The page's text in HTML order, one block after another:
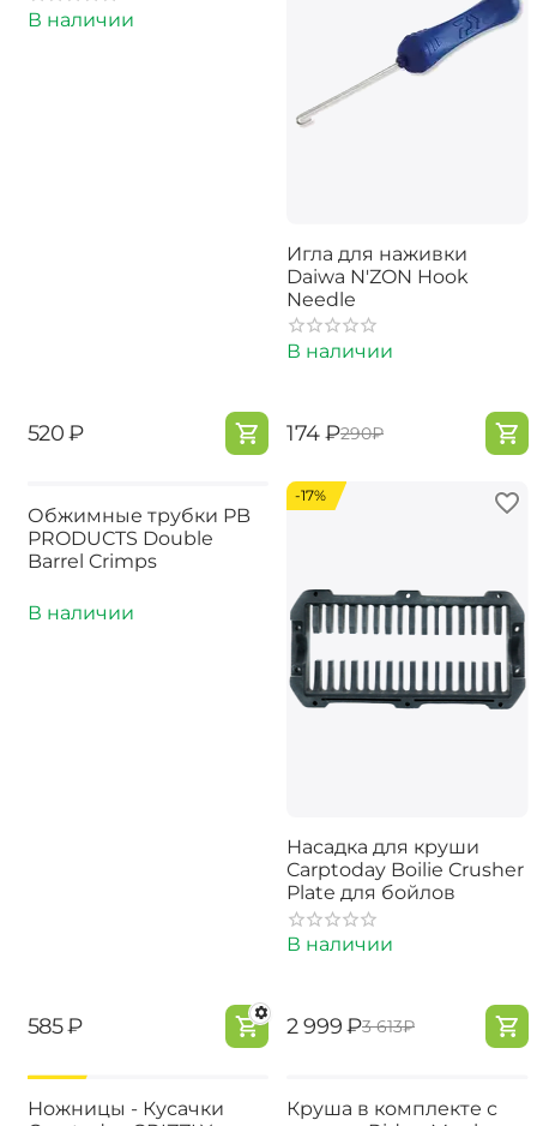
В наличии
‍520‍ ₽
Игла для наживки
Daiwa N'ZON Hook
Needle
В наличии
‍174‍₽‍290‍₽
Обжимные трубки PB
PRODUCTS Double
Barrel Crimps
В наличии
‍585‍₽
-17%
Насадка для круши
Carptoday Boilie Crusher
Plate для бойлов
В наличии
‍2 999‍₽‍3 613‍₽
Ножницы - Кусачки
Круша в комплекте с